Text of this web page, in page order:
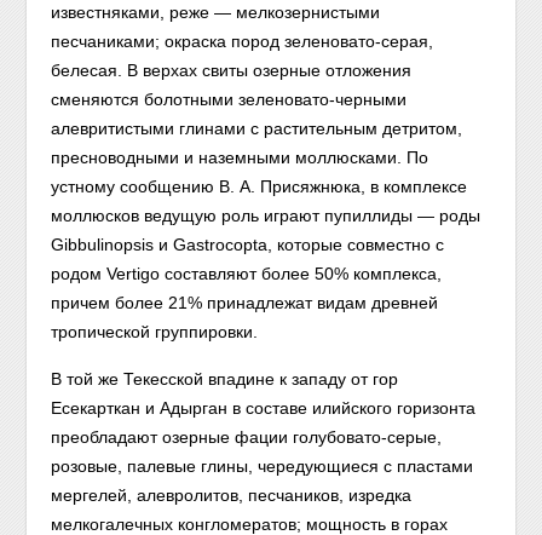
известняками, реже — мелкозернистыми
песчаниками; окраска пород зеленовато-серая,
белесая. В верхах свиты озерные отложения
сменяются болотными зеленовато-черными
алевритистыми глинами с растительным детритом,
пресноводными и наземными моллюсками. По
устному сообщению В. А. Присяжнюка, в комплексе
моллюсков ведущую роль играют пупиллиды — роды
Gibbulinopsis и Gastrocopta, которые совместно с
родом Vertigo составляют более 50% комплекса,
причем более 21% принадлежат видам древней
тропической группировки.
В той же Текесской впадине к западу от гор
Есекарткан и Адырган в составе илийского горизонта
преобладают озерные фации голубовато-серые,
розовые, палевые глины, чередующиеся с пластами
мергелей, алевролитов, песчаников, изредка
мелкогалечных конгломератов; мощность в горах